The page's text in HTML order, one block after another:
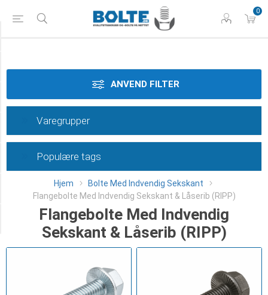
0
Hjem
Bolte Med Indvendig Sekskant
Flangebolte Med Indvendig Sekskant & Låserib (RIPP)
Flangebolte Med Indvendig
Sekskant & Låserib (RIPP)
ANVEND FILTER
Overflade
Længde
Category
Varegrupper
Populære tags